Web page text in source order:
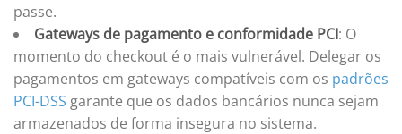
passe.
Gateways de pagamento e conformidade PCI: O
momento do checkout é o mais vulnerável. Delegar os
pagamentos em gateways compatíveis com os padrões
PCI-DSS garante que os dados bancários nunca sejam
armazenados de forma insegura no sistema.